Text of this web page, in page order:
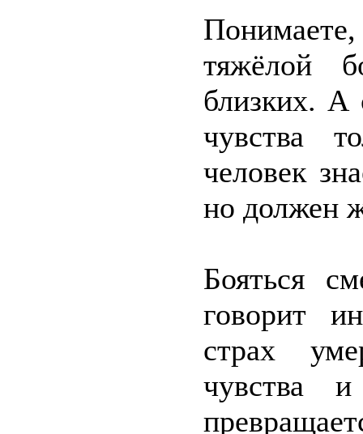
тяжёлой
близких. А
чувства
человек
но должен
Бояться
говорит
страх
чувства